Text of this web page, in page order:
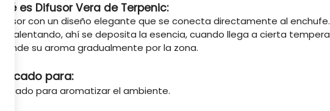
Qué es Difusor Vera de Terpenic:
Difusor con un diseño elegante que se conecta directamente al
va calentando, ahí se deposita la esencia, cuando llega a cierta
difunde su aroma gradualmente por la zona.
Indicado para:
Indicado para aromatizar el ambiente.